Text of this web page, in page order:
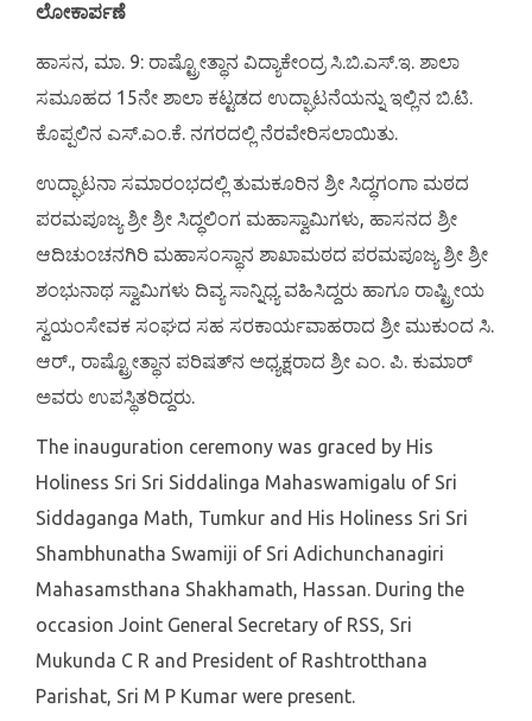
ಲೋಕಾರ್ಪಣೆ
ಹಾಸನ, ಮಾ. 9: ರಾಷ್ಟ್ರೋತ್ಥಾನ ವಿದ್ಯಾಕೇಂದ್ರ ಸಿ.ಬಿ.ಎಸ್.ಇ. ಶಾಲಾ
ಸಮೂಹದ 15ನೇ ಶಾಲಾ ಕಟ್ಟಡದ ಉದ್ಘಾಟನೆಯನ್ನು ಇಲ್ಲಿನ ಬಿ.ಟಿ.
ಕೊಪ್ಪಲಿನ ಎಸ್‍.ಎಂ.ಕೆ. ನಗರದಲ್ಲಿ ನೆರವೇರಿಸಲಾಯಿತು.
ಉದ್ಘಾಟನಾ ಸಮಾರಂಭದಲ್ಲಿ ತುಮಕೂರಿನ ಶ್ರೀ ಸಿದ್ಧಗಂಗಾ ಮಠದ
ಪರಮಪೂಜ್ಯ ಶ್ರೀ ಶ್ರೀ ಸಿದ್ಧಲಿಂಗ ಮಹಾಸ್ವಾಮಿಗಳು, ಹಾಸನದ ಶ‍್ರೀ
ಆದಿಚುಂಚನಗಿರಿ ಮಹಾಸಂಸ್ಥಾನ ಶಾಖಾಮಠದ ಪರಮಪೂಜ್ಯ ಶ್ರೀ ಶ್ರೀ
ಶಂಭುನಾಥ ಸ್ವಾಮಿಗಳು ದಿವ್ಯ ಸಾನ್ನಿಧ್ಯ ವಹಿಸಿದ್ದರು ಹಾಗೂ ರಾಷ್ಟ್ರೀಯ
ಸ್ವಯಂಸೇವಕ ಸಂಘದ ಸಹ ಸರಕಾರ್ಯವಾಹರಾದ ಶ್ರೀ ಮುಕುಂದ ಸಿ.
ಆರ್., ರಾಷ್ಟ್ರೋತ್ಥಾನ ಪರಿಷತ್‍ನ ಅಧ್ಯಕ್ಷರಾದ ಶ್ರೀ ಎಂ. ಪಿ. ಕುಮಾರ್‍
ಅವರು ಉಪಸ್ಥಿತರಿದ್ದರು.
The inauguration ceremony was graced by His
Holiness Sri Sri Siddalinga Mahaswamigalu of Sri
Siddaganga Math, Tumkur and His Holiness Sri Sri
Shambhunatha Swamiji of Sri Adichunchanagiri
Mahasamsthana Shakhamath, Hassan. During the
occasion Joint General Secretary of RSS, Sri
Mukunda C R and President of Rashtrotthana
Parishat, Sri M P Kumar were present.